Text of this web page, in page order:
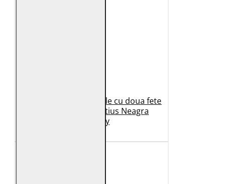
Geaca de Iarna din Piele cu doua fete
Dama 2.0 by Mauritius Neagra
G2WDilay